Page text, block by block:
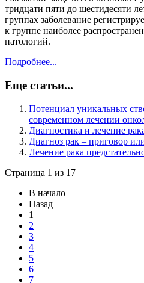
тридцати пяти до шестидесяти
группах заболевание
к группе наиболее
патологий.
Подробнее...
Еще статьи...
Потенциал уникальных
современном лечении
Диагностика и лечение
Диагноз рак – приговор
Лечение рака
Страница 1 из 17
В начало
Назад
1
2
3
4
5
6
7